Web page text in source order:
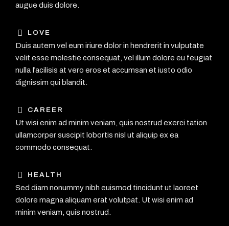
augue duis dolore.
LOVE
Duis autem vel eum iriure dolor in hendrerit in vulputate
velit esse molestie consequat, vel illum dolore eu feugiat
nulla facilisis at vero eros et accumsan et iusto odio
dignissim qui blandit.
CAREER
Ut wisi enim ad minim veniam, quis nostrud exerci tation
ullamcorper suscipit lobortis nisl ut aliquip ex ea
commodo consequat.
HEALTH
Sed diam nonummy nibh euismod tincidunt ut laoreet
dolore magna aliquam erat volutpat. Ut wisi enim ad
minim veniam, quis nostrud.